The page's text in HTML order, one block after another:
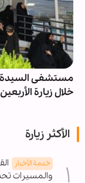
مستشفى السيدة
خلال زيارة الأربعين
الأكثر زيارة
خدمة الأخبار
والمسيرات